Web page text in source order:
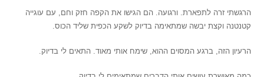
הרגשתי זרה לתפארת. ורגועה. הם הגישו את הקפה חזק וחם, עם עוגייה
קטנטנה וקצת יבשה שמתאימה בדיוק לשקע הכפית שליד הכוס.
הרעיון הזה, ברגע המסוים ההוא, שימח אותי מאוד. התאים לי בדיוק.